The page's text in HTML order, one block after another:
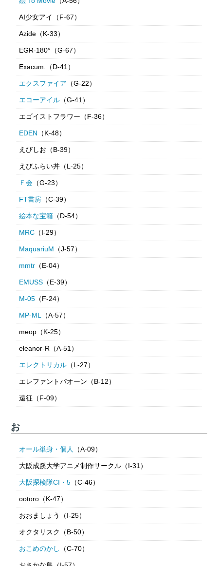
AI少女アイ（F-67）
Azide（K-33）
EGR-180°（G-67）
Exacum.（D-41）
エクスファイア （G-22）
エコーアイル（G-41）
エゴイストフラワー（F-36）
EDEN （K-48）
えびしお（B-39）
えびふらい丼（L-25）
Ｆ会（G-23）
FT書房（C-39）
絵本な宝箱（D-54）
MRC（I-29）
MaquariuM （J-57）
mmtr（E-04）
EMUSS（E-39）
M-05（F-24）
MP-ML （A-57）
meop（K-25）
eleanor-R（A-51）
エレクトリカル（L-27）
エレファントパオーン（B-12）
遠征（F-09）
お
オール単身・個人 （A-09）
大阪成蹊大学アニメ制作サークル（I-31）
大阪探検隊CI・5（C-46）
ootoro（K-47）
おおましょう（I-25）
オクタリスク（B-50）
おこめのかし （C-70）